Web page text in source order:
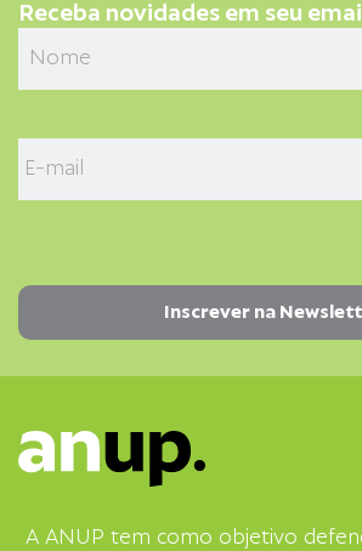
Receba novidades em seu
A ANUP tem como objetivo